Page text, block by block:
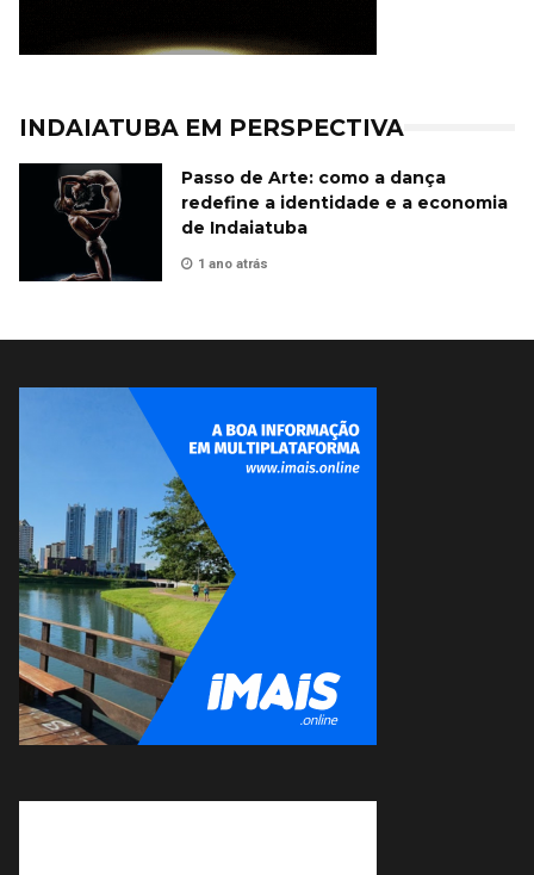
INDAIATUBA EM PERSPECTIVA
Passo de Arte: como a dança
redefine a identidade e a economia
de Indaiatuba
1 ano atrás